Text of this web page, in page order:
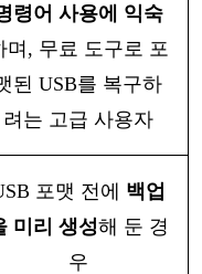
령어 사용에 익숙
며 , 무료 도구로 포
된 USB를 복구하
려는 고급 사용자
포맷 전에 백업
미리 생성해 둔 경
우